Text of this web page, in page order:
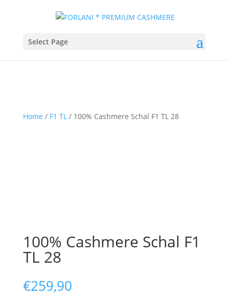
Select Page
Home / F1 TL/ 100% Cashmere Schal F1 TL 28
100% Cashmere Schal F1
TL 28
€259,90